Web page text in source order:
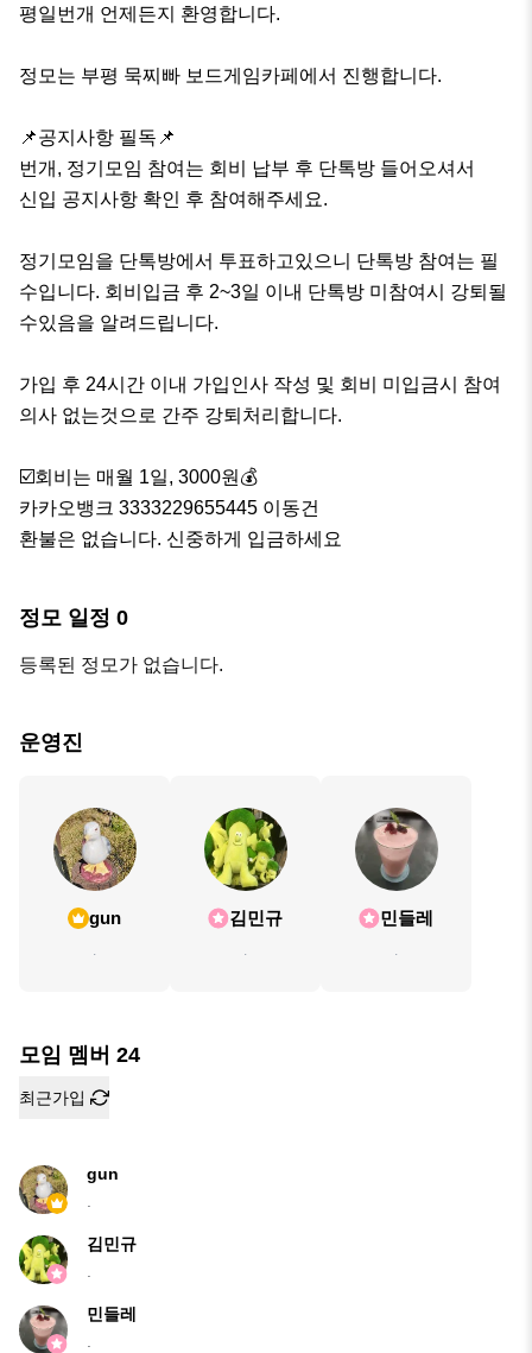
평일번개 언제든지 환영합니다.
정모는 부평 묵찌빠 보드게임카페에서 진행합니다.
📌공지사항 필독📌
번개, 정기모임 참여는 회비 납부 후 단톡방 들어오셔서
신입 공지사항 확인 후 참여해주세요.
정기모임을 단톡방에서 투표하고있으니 단톡방 참여는 필
수입니다. 회비입금 후 2~3일 이내 단톡방 미참여시 강퇴될
수있음을 알려드립니다.
가입 후 24시간 이내 가입인사 작성 및 회비 미입금시 참여
의사 없는것으로 간주 강퇴처리합니다.
☑️회비는 매월 1일, 3000원💰
카카오뱅크 3333229655445 이동건
환불은 없습니다. 신중하게 입금하세요
정모 일정 0
등록된 정모가 없습니다.
운영진
gun
.
김민규
.
민들레
.
모임 멤버 24
최근가입
gun
.
김민규
.
민들레
.